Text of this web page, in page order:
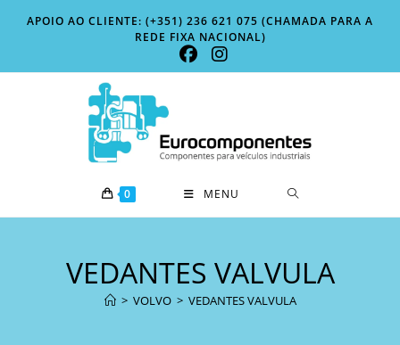
APOIO AO CLIENTE: (+351) 236 621 075 (CHAMADA PARA A
REDE FIXA NACIONAL)
0 MENU
VEDANTES VALVULA
> VOLVO > VEDANTES VALVULA